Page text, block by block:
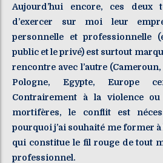
Aujourd’hui encore, ces deux
d’exercer sur moi leur
personnelle et professionnelle
public et le privé) est surtout
rencontre avec l’autre
Pologne, Egypte, Europe
Contrairement à la violence
mortifères, le conflit est
pourquoi j’ai souhaité me former à
qui constitue le fil rouge de tout
professionnel.